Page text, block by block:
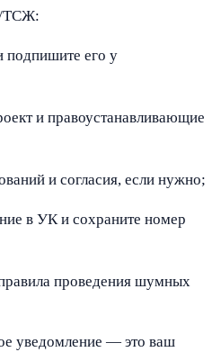
ТСЖ:
подпишите его у
и правоустанавливающие
и согласия, если нужно;
в УК и сохраните номер
проведения шумных
уведомление — это ваш